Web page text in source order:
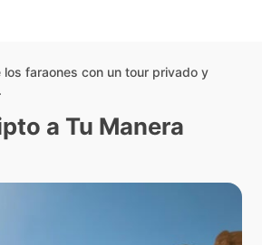
los faraones con un tour privado y
a Tu Manera